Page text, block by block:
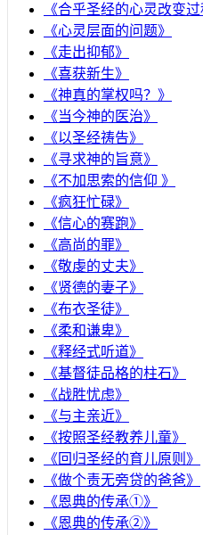
《合乎圣经的心灵改变过
《心灵层面的问题》
《走出抑郁》
《喜获新生》
《神真的掌权吗？》
《当今神的医治》
《以圣经祷告》
《寻求神的旨意》
《不加思索的信仰 》
《疯狂忙碌》
《信心的赛跑》
《高尚的罪》
《敬虔的丈夫》
《贤德的妻子》
《布衣圣徒》
《柔和谦卑》
《释经式听道》
《基督徒品格的柱石》
《战胜忧虑》
《与主亲近》
《按照圣经教养儿童》
《回归圣经的育儿原则》
《做个责无旁贷的爸爸》
《恩典的传承①》
《恩典的传承②》